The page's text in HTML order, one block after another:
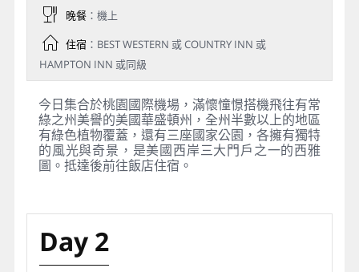
晚餐：機上
住宿：BEST WESTERN 或 COUNTRY INN 或
HAMPTON INN 或同級
今日集合於桃園國際機場，滿懷憧憬搭機飛往有常
綠之州美譽的美國華盛頓州，全州半數以上的地區
有綠色植物覆蓋，還有三座國家公園，各擁有獨特
的風光與奇景，是美國西岸三大門戶之一的西雅
圖。抵達後前往飯店住宿。
Day 2